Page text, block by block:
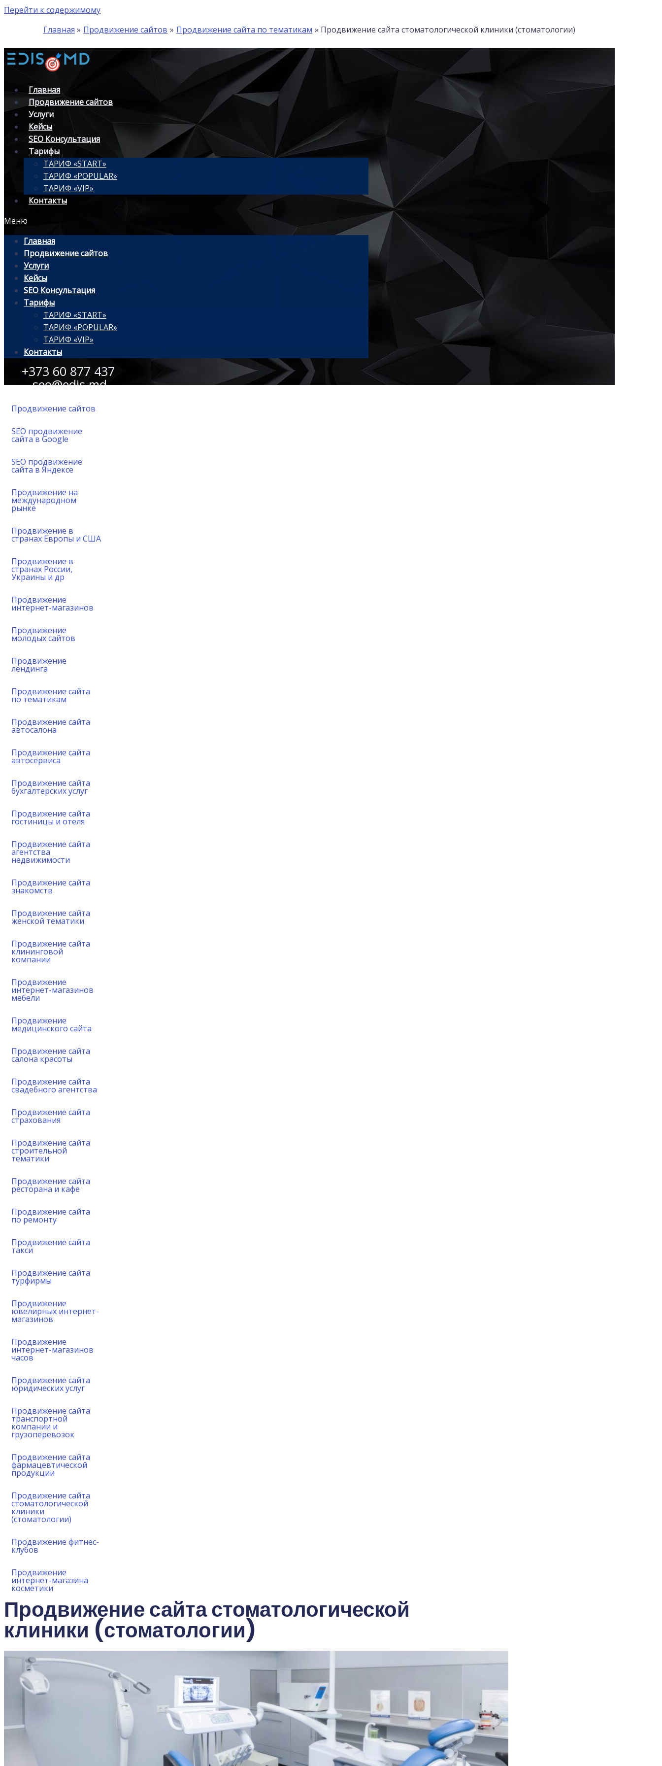
Перейти к содержимому
Главная
Продвижение сайтов Продвижение сайта по тематикам Продвижение сайта стоматологической клиники (стоматологии)
Главная
Продвижение сайтов
Услуги
Кейсы
SEO Консультация
Тарифы
ТАРИФ «START»
ТАРИФ «POPULAR»
ТАРИФ «VIP»
Контакты
Меню
Главная
Продвижение сайтов
Услуги
Кейсы
SEO Консультация
Тарифы
ТАРИФ «START»
ТАРИФ «POPULAR»
ТАРИФ «VIP»
Контакты
+373 60 877 437
seo@edis.md
Продвижение сайтов
SEO продвижение
сайта в Google
SEO продвижение
сайта в Яндексе
Продвижение на
международном
рынке
Продвижение в
странах Европы и США
Продвижение в
странах России,
Украины и др
Продвижение
интернет-магазинов
Продвижение
молодых сайтов
Продвижение
лендинга
Продвижение сайта
по тематикам
Продвижение сайта
автосалона
Продвижение сайта
автосервиса
Продвижение сайта
бухгалтерских услуг
Продвижение сайта
гостиницы и отеля
Продвижение сайта
агентства
недвижимости
Продвижение сайта
знакомств
Продвижение сайта
женской тематики
Продвижение сайта
клининговой
компании
Продвижение
интернет-магазинов
мебели
Продвижение
медицинского сайта
Продвижение сайта
салона красоты
Продвижение сайта
свадебного агентства
Продвижение сайта
страхования
Продвижение сайта
строительной
тематики
Продвижение сайта
ресторана и кафе
Продвижение сайта
по ремонту
Продвижение сайта
такси
Продвижение сайта
турфирмы
Продвижение
ювелирных интернет-
магазинов
Продвижение
интернет-магазинов
часов
Продвижение сайта
юридических услуг
Продвижение сайта
транспортной
компании и
грузоперевозок
Продвижение сайта
фармацевтической
продукции
Продвижение сайта
стоматологической
клиники
(стоматологии)
Продвижение фитнес-
клубов
Продвижение
интернет-магазина
косметики
Продвижение сайта стоматологической
клиники (стоматологии)